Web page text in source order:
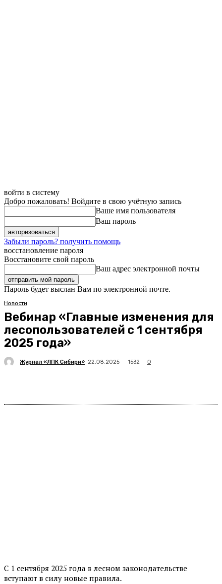
войти в систему
Добро пожаловать! Войдите в свою учётную запись
Ваше имя пользователя
Ваш пароль
Забыли пароль? получить помощь
восстановление пароля
Восстановите свой пароль
Ваш адрес электронной почты
Пароль будет выслан Вам по электронной почте.
Новости
Вебинар «Главные изменения для
лесопользователей с 1 сентября
2025 года»
Журнал «ЛПК Сибири» 22.08.2025 1532 0
С 1 сентября 2025 года в лесном законодательстве
вступают в силу новые правила.